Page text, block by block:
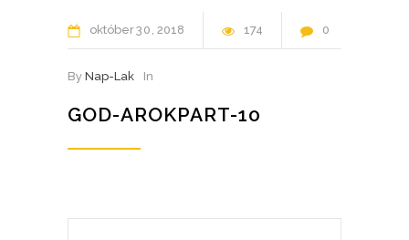
október30 2018 174 0
By Nap-Lak In
GOD-AROKPART-10